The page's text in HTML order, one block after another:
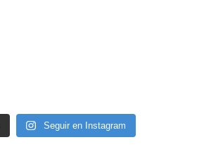
Seguir en Instagram